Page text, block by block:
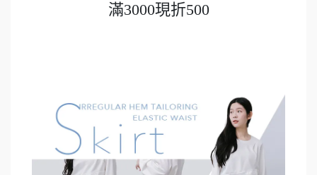
滿3000現折500